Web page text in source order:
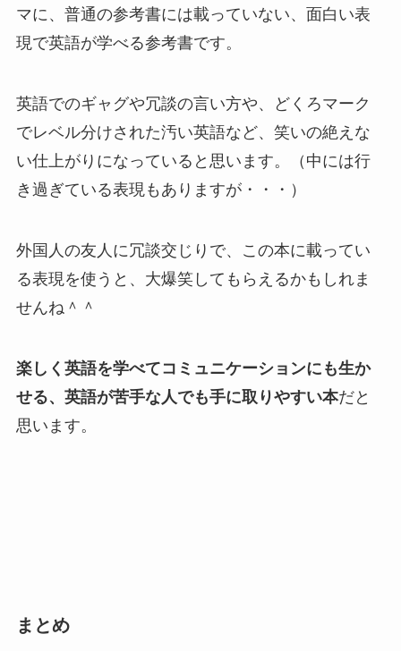
マに、普通の参考書には載っていない、面白い表
現で英語が学べる参考書です。
英語でのギャグや冗談の言い方や、どくろマーク
でレベル分けされた汚い英語など、笑いの絶えな
い仕上がりになっていると思います。（中には行
き過ぎている表現もありますが・・・）
外国人の友人に冗談交じりで、この本に載ってい
る表現を使うと、大爆笑してもらえるかもしれま
せんね＾＾
楽しく英語を学べてコミュニケーションにも生か
せる、英語が苦手な人でも手に取りやすい本だと
思います。
まとめ